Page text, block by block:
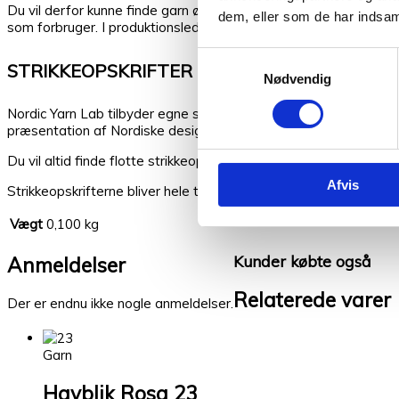
dem, eller som de har
Nødvendig
Afvis
Du vil derfor kunne finde garn økologisk garn hos Nordic Yarn
som forbruger. I produktionsleddet er de fleste af garnerne
STRIKKEOPSKRIFTER
Nordic Yarn Lab tilbyder egne strikkeopskrifter designet med
præsentation af Nordiske designere, hvor vi altid har garnet til
Du vil altid finde flotte strikkeopskrifter hos Nordic Yarn Lab
Strikkeopskrifterne bliver hele tiden udvidet, som nye trends
Vægt 0,100 kg
Anmeldelser
Der er endnu ikke nogle anmeldelser.
Kunder købte også
Relaterede varer
Garn
Havblik Rosa 23